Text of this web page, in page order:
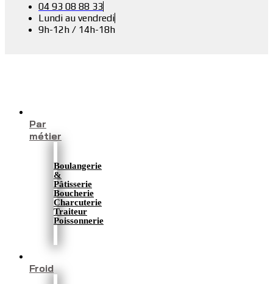
04 93 08 88 33
Lundi au vendredi
9h-12h / 14h-18h
Par
métier
Boulangerie
&
Pâtisserie
Boucherie
Charcuterie
Traiteur
Poissonnerie
Froid